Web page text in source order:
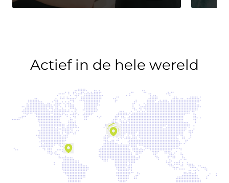
Actief in de hele wereld